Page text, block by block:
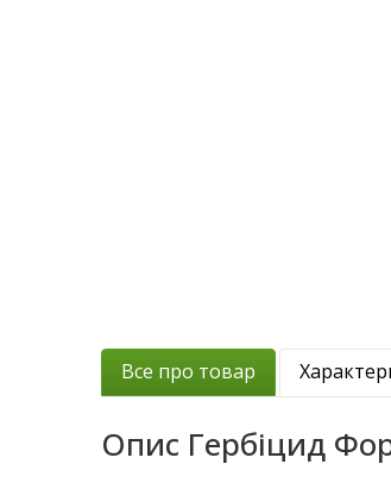
Все про товар
Опис Гербіцид